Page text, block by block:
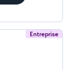
Entreprise